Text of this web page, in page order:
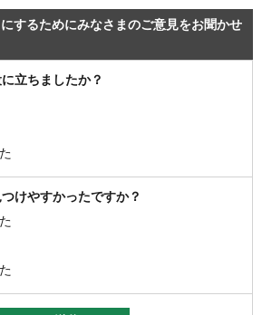
するためにみなさまのご意見をお聞かせ
立ちましたか？
けやすかったですか？